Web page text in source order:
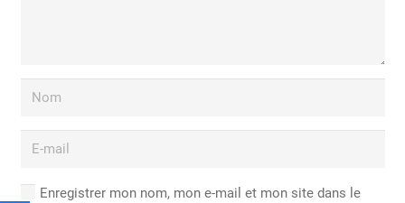
Enregistrer mon nom, mon e-mail et mon site dans le